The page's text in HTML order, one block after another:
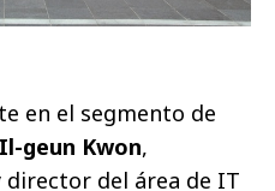
en el segmento de
Il-geun Kwon,
del área de IT